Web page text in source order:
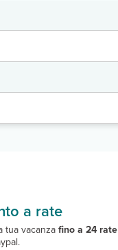
a rate
tua vacanzafino a 24 rate